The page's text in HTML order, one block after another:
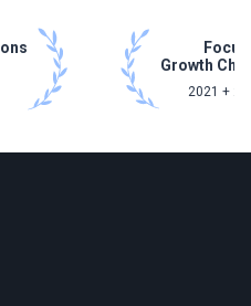
Focus
Growth
2021 +